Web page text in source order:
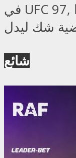
في UFC 97, موريسيو "شوغن" روا (Mauricio "Shogun" Rua) فاز بتكريم أفضل ضربة قاضية بعد الفوز على أسطورة الضربات
شائع